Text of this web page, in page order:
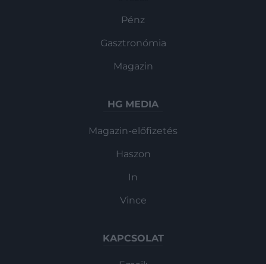
Pénz
Gasztronómia
Magazin
HG MEDIA
Magazin-előfizetés
Haszon
In
Vince
KAPCSOLAT